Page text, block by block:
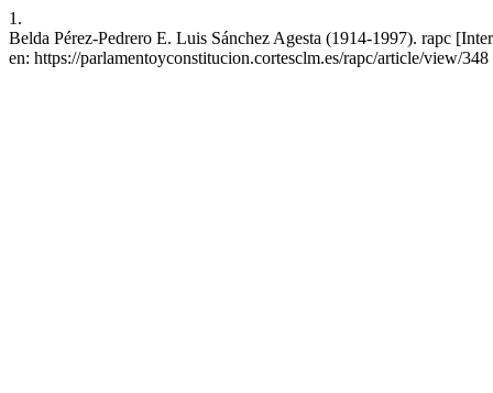
1.
Belda Pérez-Pedrero E. Luis Sánchez Agesta (1914-1997). rapc
en: https://parlamentoyconstitucion.cortesclm.es/rapc/article/view/348